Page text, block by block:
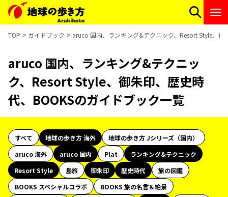
TOP ガイドブック aruco 国内、ランキング&テクニック、Resort Style、
aruco 国内、ランキング&テクニッ
ク、Resort Style、御朱印、歴史時
代、BOOKSのガイドブック一覧
すべて 地球の歩き方 海外
地球の歩き方 Jシリーズ（国内）
aruco 海外
aruco 国内 Plat
ランキング&テクニック
Resort Style
島旅 御朱印 歴史時代
旅の図鑑
BOOKS スペシャルコラボ
BOOKS 旅の名言＆絶景